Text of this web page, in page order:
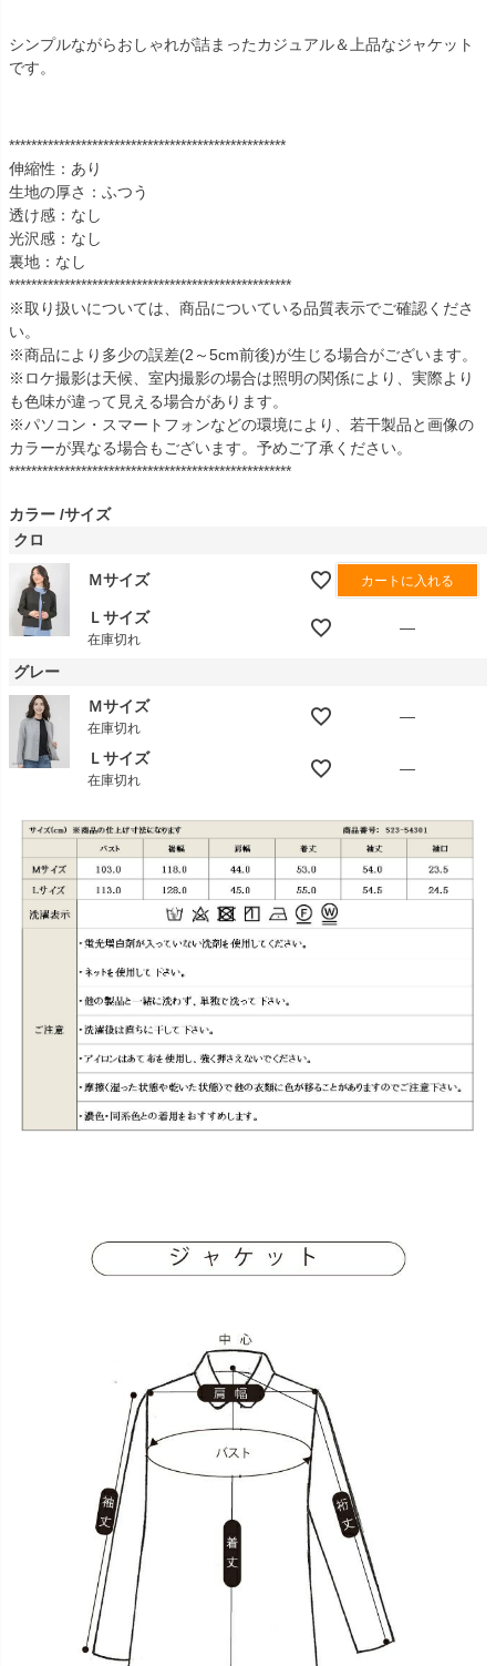
シンプルながらおしゃれが詰まったカジュアル＆上品なジャケット
です。
**************************************************
伸縮性：あり
生地の厚さ：ふつう
透け感：なし
光沢感：なし
裏地：なし
***************************************************
※取り扱いについては、商品についている品質表示でご確認くださ
い。
※商品により多少の誤差(2～5cm前後)が生じる場合がございます。
※ロケ撮影は天候、室内撮影の場合は照明の関係により、実際より
も色味が違って見える場合があります。
※パソコン・スマートフォンなどの環境により、若干製品と画像の
カラーが異なる場合もございます。予めご了承ください。
***************************************************
カラー サイズ
クロ
Ｍサイズ カートに入れる
Ｌサイズ
在庫切れ
—
グレー
Ｍサイズ
在庫切れ
—
Ｌサイズ
在庫切れ
—